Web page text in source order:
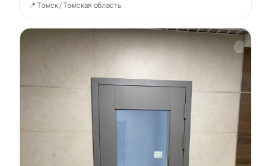
📍 Томск / Томская область